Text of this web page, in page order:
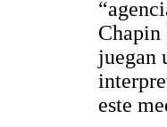
Chapin
juegan
este